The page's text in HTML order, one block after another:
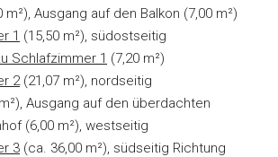
m²), Ausgang auf den Balkon (7,00 m²)
1 (15,50 m²), südostseitig
Schlafzimmer 1 (7,20 m²)
2(21,07 m²), nordseitig
Ausgang auf den überdachten
(6,00 m²), westseitig
3 (ca. 36,00 m²), südseitig Richtung